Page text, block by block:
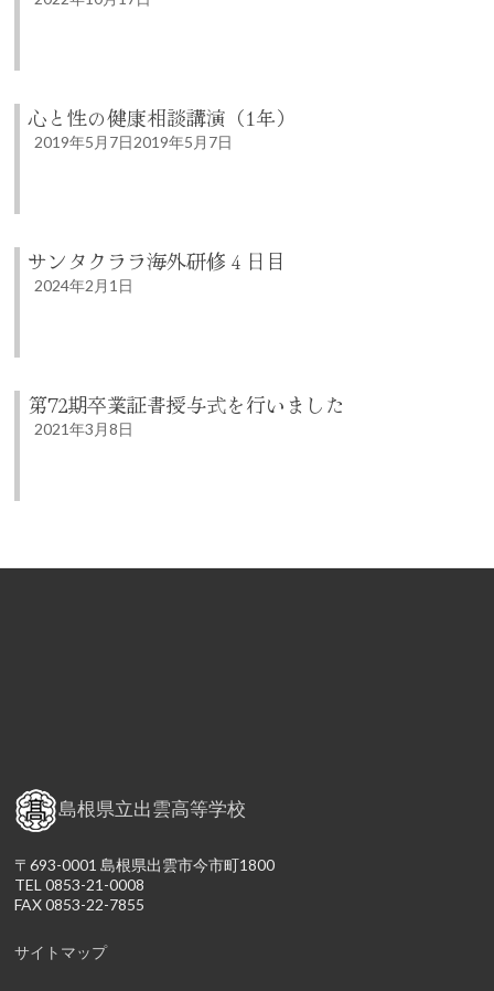
心と性の健康相談講演（1年）
2019年5月7日2019年5月7日
サンタクララ海外研修４日目
2024年2月1日
第72期卒業証書授与式を行いました
2021年3月8日
島根県立出雲高等学校
〒693-0001 島根県出雲市今市町1800
TEL 0853-21-0008
FAX 0853-22-7855
サイトマップ